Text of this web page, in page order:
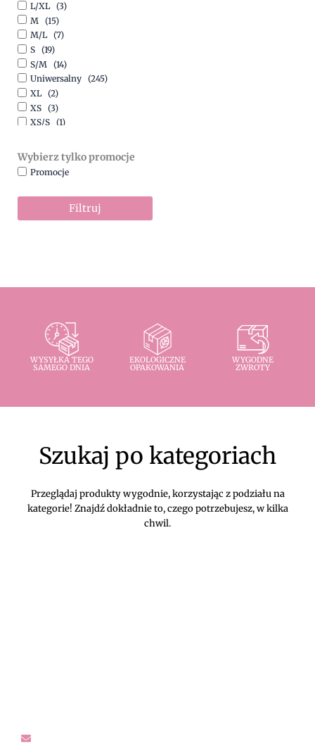
Srebrny
Szary
Turkusowy
Zielony
Złoty
(1)
L/XL (3)
M (15)
M/L (7)
S (19)
S/M (14)
Uniwersalny (245)
XL (2)
XS (3)
XS/S (1)
Wybierz tylko promocje
Promocje
Filtruj
WYSYŁKA TEGO
SAMEGO DNIA
EKOLOGICZNE
OPAKOWANIA
WYGODNE
ZWROTY
Szukaj po kategoriach
Przeglądaj produkty wygodnie, korzystając z podziału na
kategorie! Znajdź dokładnie to, czego potrzebujesz, w kilka
chwil.